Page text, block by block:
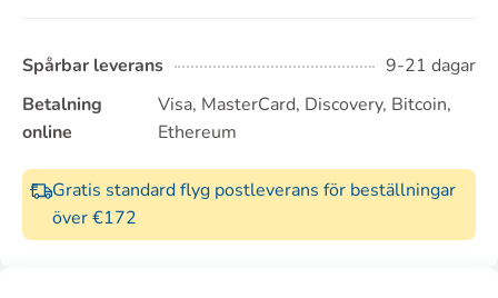
Spårbar leverans
9-21 dagar
Betalning
online
Visa, MasterCard, Discovery, Bitcoin,
Ethereum
Gratis standard flyg postleverans för beställningar
över €172